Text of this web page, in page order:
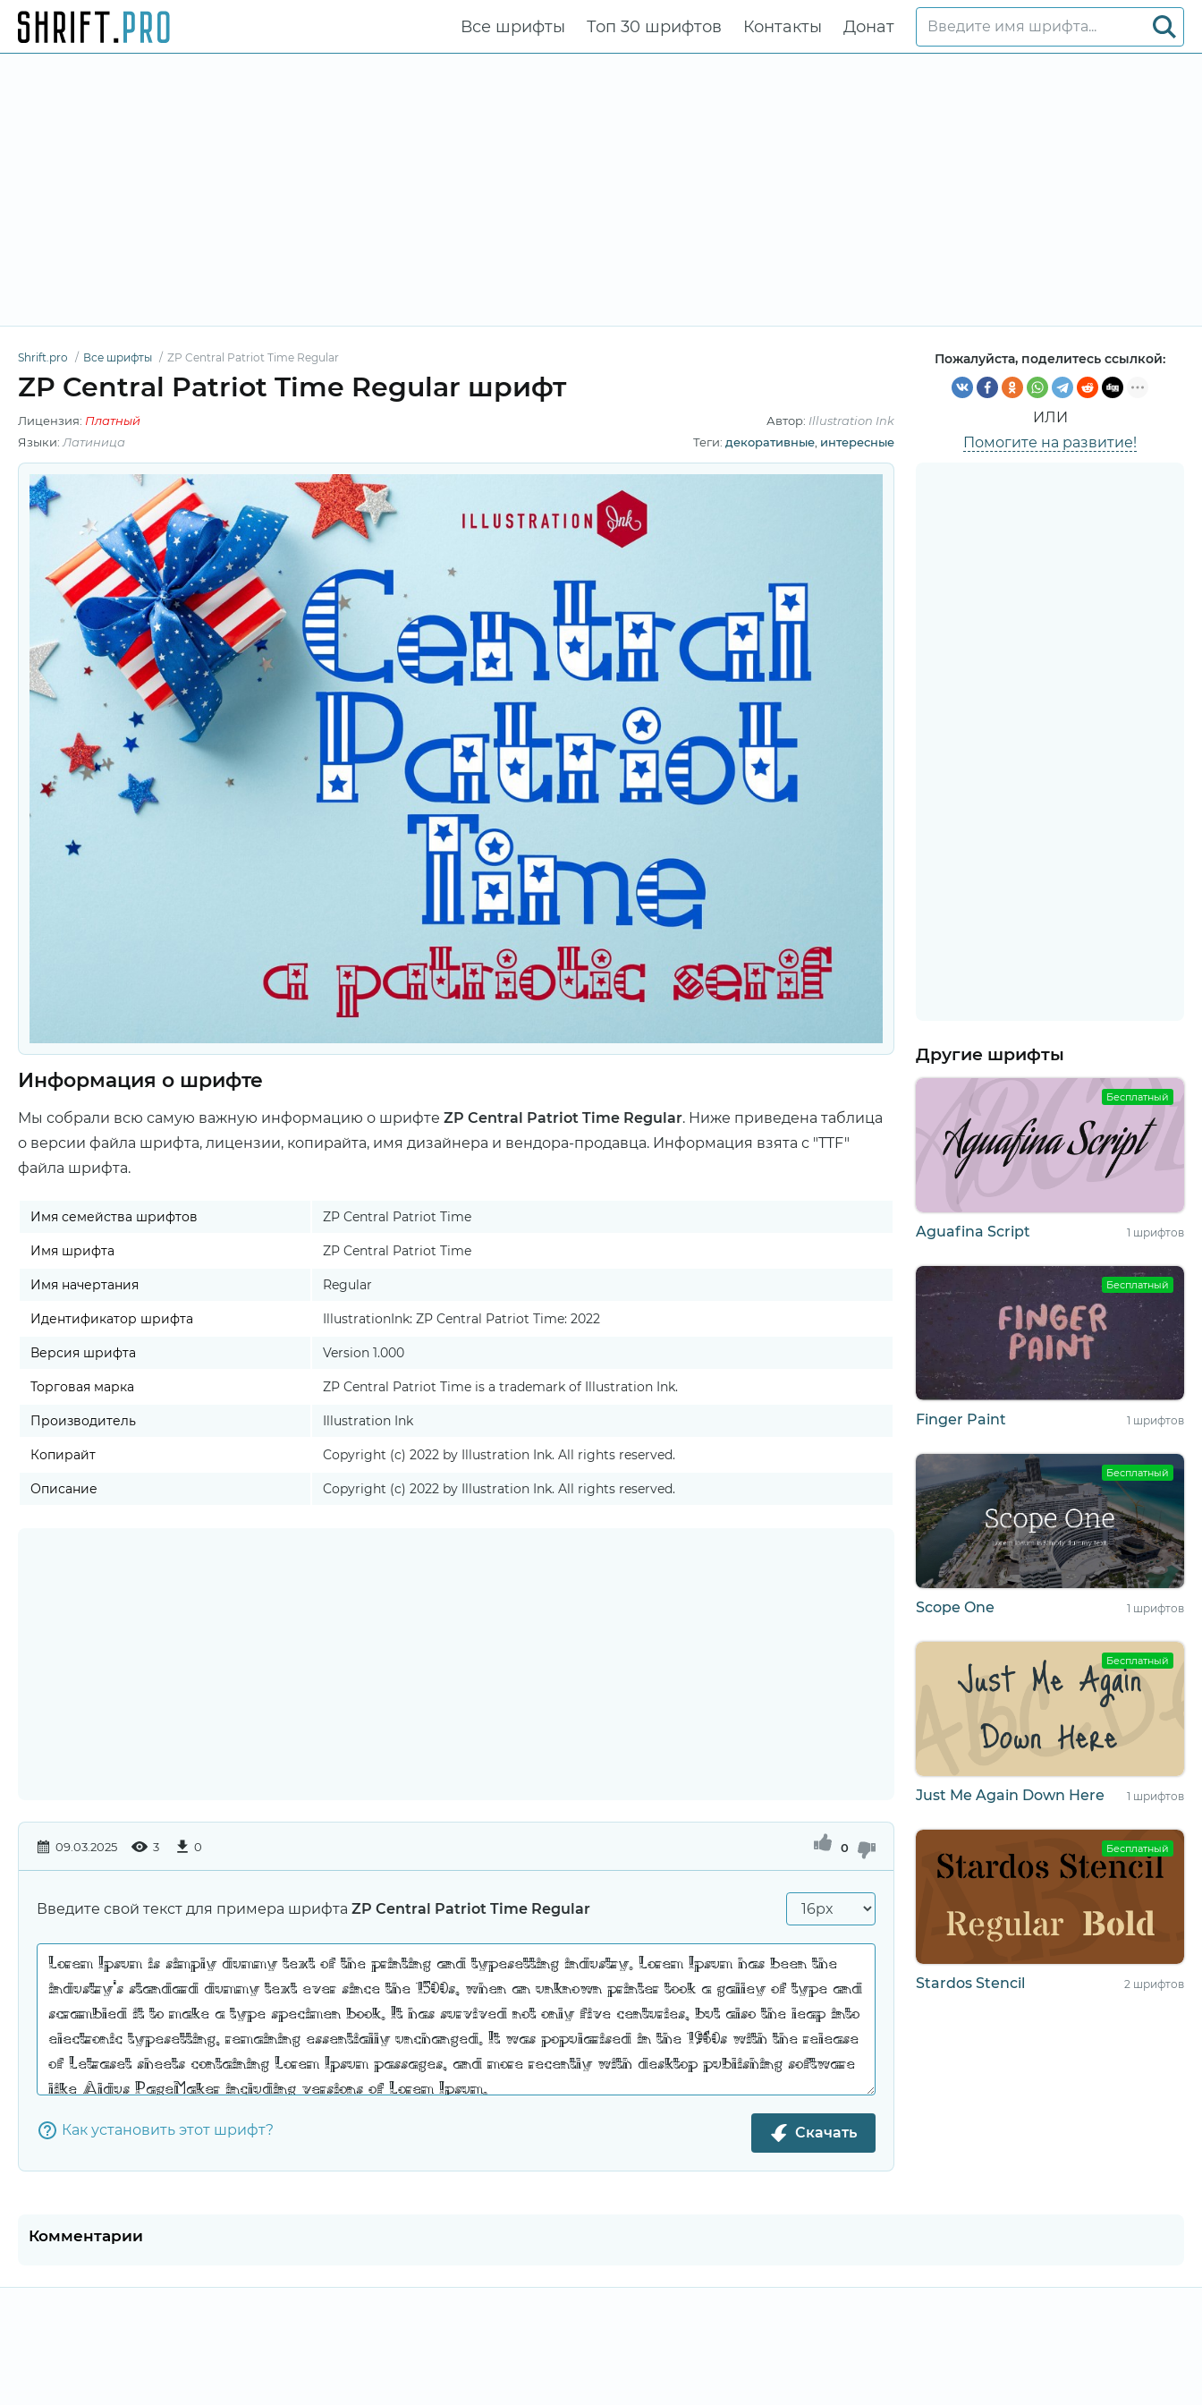
Все шрифты Топ 30 шрифтов Контакты Донат
Shrift.pro Все шрифты ZP Central Patriot Time Regular
ZP Central Patriot Time Regular шрифт
Лицензия: Платный Автор: Illustration Ink
Языки: Латиница Теги: декоративные интересные
Пожалуйста, поделитесь ссылкой:
ИЛИ
Помогите на развитие!
Информация о шрифте
Мы собрали всю самую важную информацию о шрифте ZP Central Patriot Time Regular. Ниже приведена таблица
о версии файла шрифта, лицензии, копирайта, имя дизайнера и вендора-продавца. Информация взята с "TTF"
файла шрифта.
Имя семейства шрифтов ZP Central Patriot Time
Имя шрифта ZP Central Patriot Time
Имя начертания Regular
Идентификатор шрифта IllustrationInk: ZP Central Patriot Time: 2022
Версия шрифта Version 1.000
Торговая марка ZP Central Patriot Time is a trademark of Illustration Ink.
Производитель Illustration Ink
Копирайт Copyright (c) 2022 by Illustration Ink. All rights reserved.
Описание Copyright (c) 2022 by Illustration Ink. All rights reserved.
09.03.2025 3 0 0
Введите свой текст для примера шрифта ZP Central Patriot Time Regular
Как установить этот шрифт? Скачать
Другие шрифты
Бесплатный
Aguafina Script 1 шрифтов
Бесплатный
Finger Paint 1 шрифтов
Бесплатный
Scope One 1 шрифтов
Бесплатный
Just Me Again Down Here 1 шрифтов
Бесплатный
Stardos Stencil 2 шрифтов
Комментарии